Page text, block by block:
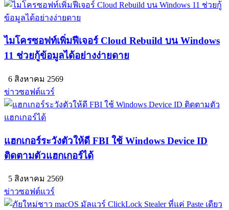
ไมโครซอฟท์เพิ่มฟีเจอร์ Cloud Rebuild บน Windows
11 ช่วยกู้ข้อมูลได้อย่างง่ายดาย
6 สิงหาคม 2569
ข่าวซอฟต์แวร์
แฮกเกอร์ระวังตัวให้ดี FBI ใช้ Windows Device ID
ติดตามตัวแฮกเกอร์ได้
5 สิงหาคม 2569
ข่าวซอฟต์แวร์